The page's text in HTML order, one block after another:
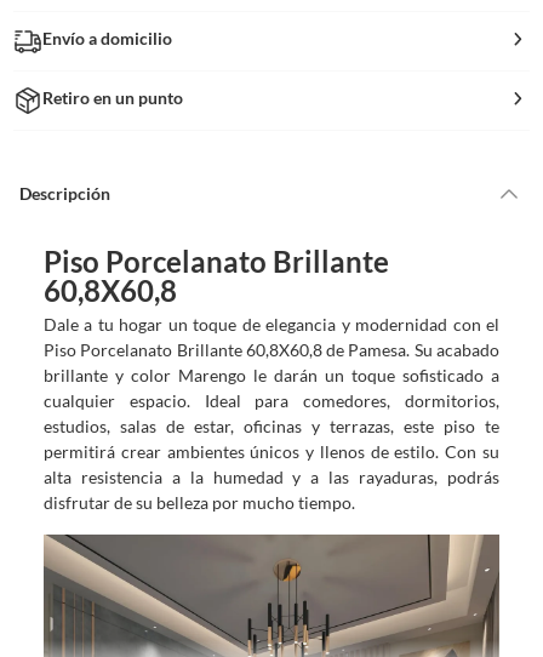
Envío a domicilio
Retiro en un punto
Descripción
Piso Porcelanato Brillante
60,8X60,8
Dale a tu hogar un toque de elegancia y modernidad con el
Piso Porcelanato Brillante 60,8X60,8 de Pamesa. Su acabado
brillante y color Marengo le darán un toque sofisticado a
cualquier espacio. Ideal para comedores, dormitorios,
estudios, salas de estar, oficinas y terrazas, este piso te
permitirá crear ambientes únicos y llenos de estilo. Con su
alta resistencia a la humedad y a las rayaduras, podrás
disfrutar de su belleza por mucho tiempo.